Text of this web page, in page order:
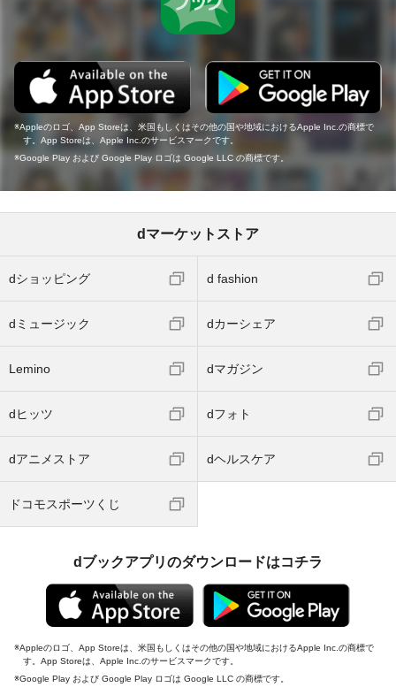
Appleのロゴ、App Storeは、米国もしくはその他の国や地域におけるApple Inc.の商標で
す。App Storeは、Apple Inc.のサービスマークです。
Google Play および Google Play ロゴは Google LLC の商標です。
dマーケットストア
dショッピング d fashion
dミュージック dカーシェア
Lemino dマガジン
dヒッツ dフォト
dアニメストア dヘルスケア
ドコモスポーツくじ
dブックアプリのダウンロードはコチラ
Appleのロゴ、App Storeは、米国もしくはその他の国や地域におけるApple Inc.の商標で
す。App Storeは、Apple Inc.のサービスマークです。
Google Play および Google Play ロゴは Google LLC の商標です。